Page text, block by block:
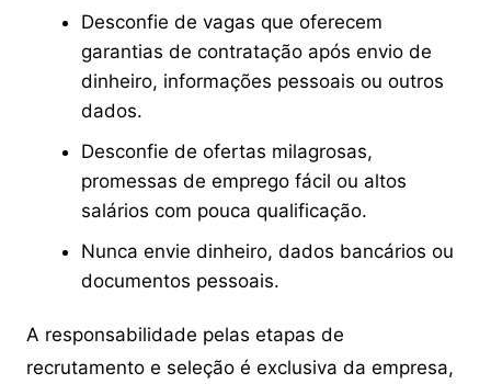
Desconfie de vagas que oferecem
garantias de contratação após envio de
dinheiro, informações pessoais ou outros
dados.
Desconfie de ofertas milagrosas,
promessas de emprego fácil ou altos
salários com pouca qualificação.
Nunca envie dinheiro, dados bancários ou
documentos pessoais.
A responsabilidade pelas etapas de
recrutamento e seleção é exclusiva da empresa,